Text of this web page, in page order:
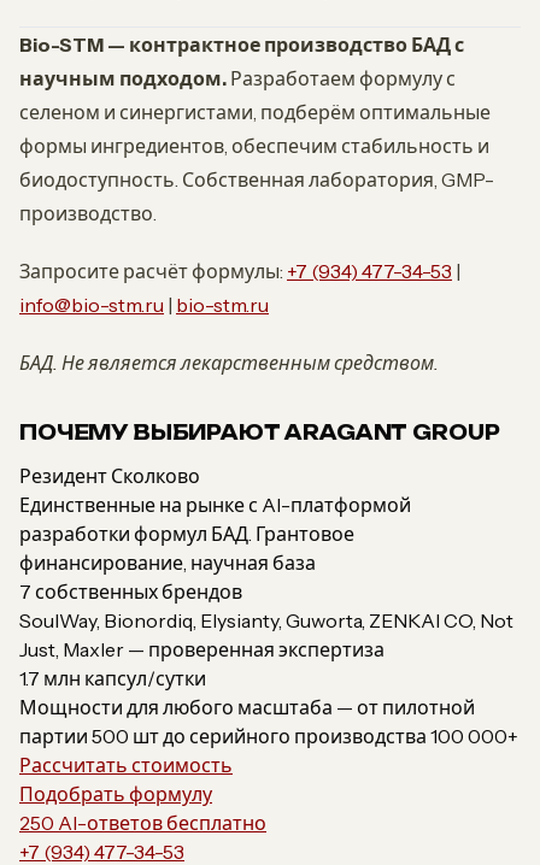
Bio-STM — контрактное производство БАД с
научным подходом. Разработаем формулу с
селеном и синергистами, подберём оптимальные
формы ингредиентов, обеспечим стабильность и
биодоступность. Собственная лаборатория, GMP-
производство.
Запросите расчёт формулы: +7 (934) 477-34-53 |
info@bio-stm.ru | bio-stm.ru
БАД. Не является лекарственным средством.
ПОЧЕМУ ВЫБИРАЮТ ARAGANT GROUP
Резидент Сколково
Единственные на рынке с AI-платформой
разработки формул БАД. Грантовое
финансирование, научная база
7 собственных брендов
SoulWay, Bionordiq, Elysianty, Guworta, ZENKAI CO, Not
Just, Maxler — проверенная экспертиза
1.7 млн капсул/сутки
Мощности для любого масштаба — от пилотной
партии 500 шт до серийного производства 100 000+
Рассчитать стоимость
Подобрать формулу
250 AI-ответов бесплатно
+7 (934) 477-34-53